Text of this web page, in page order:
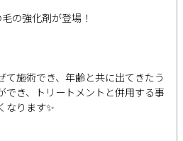
の強化剤が登場！
て施術でき、年齢と共に出てきたう
でき、トリートメントと併用する事
なります✨